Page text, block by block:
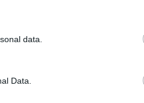
data.
Data.
ένα άρθρο”!!! Η
τα λόγια, τα
δεν σφάλλουν;